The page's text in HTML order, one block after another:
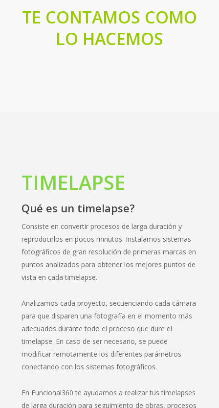
TE CONTAMOS COMO
LO HACEMOS
TIMELAPSE
Qué es un timelapse?
Consiste en convertir procesos de larga duración y
reproducirlos en pocos minutos. Instalamos sistemas
fotográficos de gran resolución de primeras marcas en
puntos analizados para obtener los mejores puntos de
vista en cada timelapse.
Analizamos cada proyecto, secuenciando cada cámara
para que disparen una fotografía en el momento más
adecuados durante todo el proceso que dure el
timelapse. En caso de ser necesario, se puede
modificar remotamente los diferentes parámetros
conectando con los sistemas fotográficos.
En Funcional360 te ayudamos a realizar tus timelapses
de larga duración para seguimiento de obras, procesos